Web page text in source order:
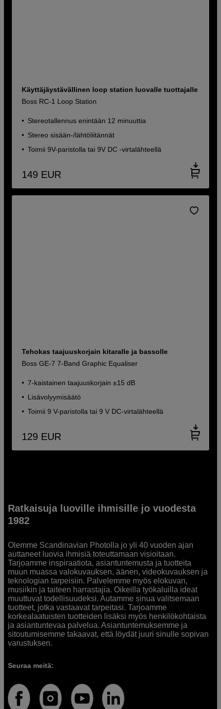
Käyttäjäystävällinen loop station luovalle tuottajalle
Boss RC-1 Loop Station
Stereotallennus enintään 12 minuuttia
Stereo sisään-/lähtöliitännät
Toimii 9V-paristolla tai 9V DC -virtalähteellä
149 EUR
Tehokas taajuuskorjain kitaralle ja bassolle
Boss GE-7 7-Band Graphic Equaliser
7-kaistainen taajuuskorjain ±15 dB
Lisävolyymisäätö
Toimii 9 V-paristolla tai 9 V DC-virtalähteellä
129 EUR
Ratkaisuja luoville ihmisille jo vuodesta
1982
Olemme Scandinavian Photolla jo yli 40 vuoden ajan
auttaneet luovia ihmisiä toteuttamaan visioitaan.
Tarjoamme inspiraatiota, asiantuntemusta ja tuotteita
muun muassa valokuvauksen, äänen, videokuvauksen ja
teknologian tarpeisiin. Palvelemme myös elokuvan,
musiikin ja taiteen harrastajia. Oikeilla työkaluilla ideat
muuttuvat todellisuudeksi. Autamme sinua valitsemaan
tuotteet, jotka vastaavat tarpeitasi. Tarjoamme
korkealaatuisten tuotteiden lisäksi myös henkilökohtaista
ja asiantuntevaa palvelua. Asiantuntemuksemme ja
sitoutumisemme takaavat, että löydät juuri sinulle sopivan
varustuksen.
Seuraa meitä: